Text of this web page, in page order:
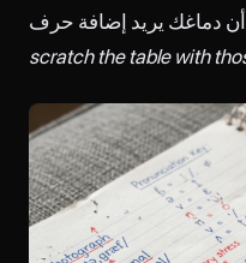
scratch the table with